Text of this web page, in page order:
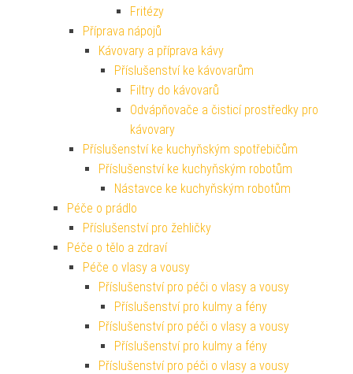
Fritézy
Příprava nápojů
Kávovary a příprava kávy
Příslušenství ke kávovarům
Filtry do kávovarů
Odvápňovače a čisticí prostředky pro
kávovary
Příslušenství ke kuchyňským spotřebičům
Příslušenství ke kuchyňským robotům
Nástavce ke kuchyňským robotům
Péče o prádlo
Příslušenství pro žehličky
Péče o tělo a zdraví
Péče o vlasy a vousy
Příslušenství pro péči o vlasy a vousy
Příslušenství pro kulmy a fény
Příslušenství pro péči o vlasy a vousy
Příslušenství pro kulmy a fény
Příslušenství pro péči o vlasy a vousy